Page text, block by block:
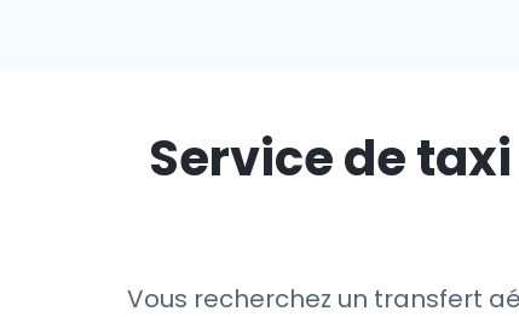
Service de
Vous recherchez un transfert